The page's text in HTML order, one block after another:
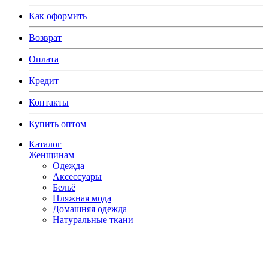
Как оформить
Возврат
Оплата
Кредит
Контакты
Купить оптом
Каталог
Женщинам
Одежда
Аксессуары
Бельё
Пляжная мода
Домашняя одежда
Натуральные ткани